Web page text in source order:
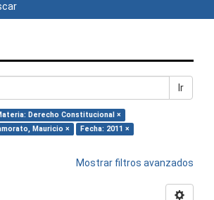
Ir
Derecho Constitucional ×
Mauricio ×
Fecha: 2011 ×
Mostrar filtros avanzados